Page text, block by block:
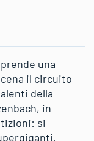
una
il circuito
della
in
si